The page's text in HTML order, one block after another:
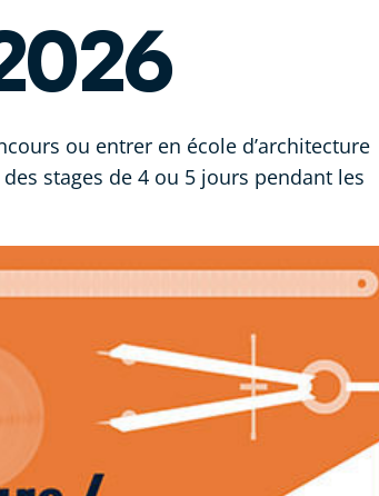
ou entrer en école d’architecture
stages de 4 ou 5 jours pendant les